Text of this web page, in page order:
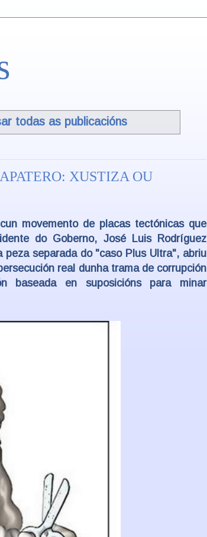
todas as publicacións
XUSTIZA OU
movemento de placas tectónicas que
do Goberno, José Luis Rodríguez
separada do "caso Plus Ultra", abriu
real dunha trama de corrupción
baseada en suposicións para minar